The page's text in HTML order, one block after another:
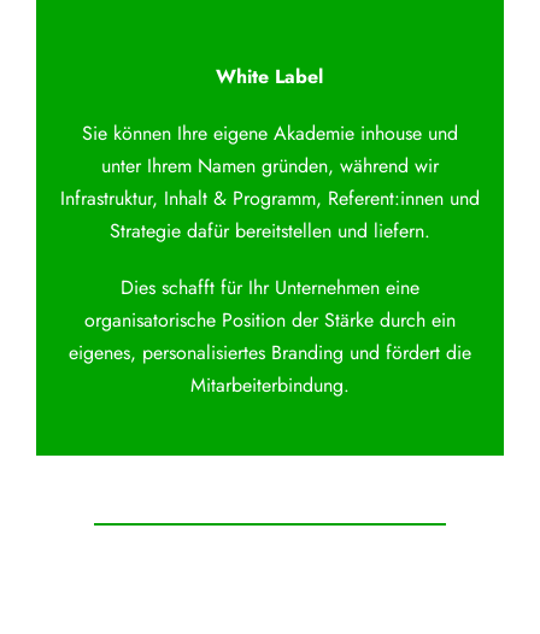
White Label
Sie können Ihre eigene Akademie inhouse und
unter Ihrem Namen gründen, während wir
Infrastruktur, Inhalt & Programm, Referent:innen und
Strategie dafür bereitstellen und liefern.
Dies schafft für Ihr Unternehmen eine
organisatorische Position der Stärke durch ein
eigenes, personalisiertes Branding und fördert die
Mitarbeiterbindung.